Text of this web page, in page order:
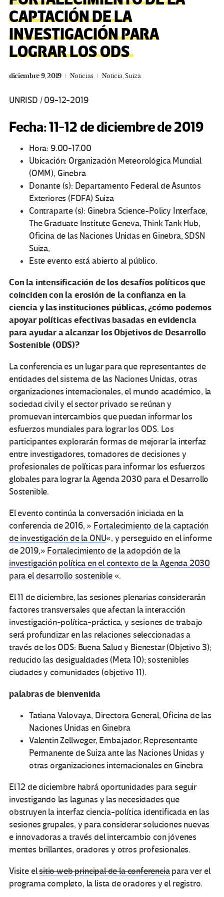
CAPTACIÓN DE LA
INVESTIGACIÓN PARA
LOGRAR LOS ODS
diciembre 9, 2019 Noticias Noticia,Suiza
UNRISD / 09-12-2019
Fecha: 11-12 de diciembre de 2019
Hora: 9.00-17.00
Ubicación:Organización Meteorológica Mundial
(OMM), Ginebra
Donante (s): Departamento Federal de Asuntos
Exteriores (FDFA) Suiza
Contraparte (s): Ginebra Science-Policy Interface,
The Graduate Institute Geneva, Think Tank Hub,
Oficina de las Naciones Unidas en Ginebra, SDSN
Suiza,
Este evento está abierto al público.
Con la intensificación de los desafíos políticos que
coinciden con la erosión de la confianza en la
ciencia y las instituciones públicas, ¿cómo podemos
apoyar políticas efectivas basadas en evidencia
para ayudar a alcanzar los Objetivos de Desarrollo
Sostenible (ODS)?
La conferencia es un lugar para que representantes de
entidades del sistema de las Naciones Unidas, otras
organizaciones internacionales, el mundo académico, la
sociedad civil y el sector privado se reúnan y
promuevan intercambios que puedan informar los
esfuerzos mundiales para lograr los ODS. Los
participantes explorarán formas de mejorar la interfaz
entre investigadores, tomadores de decisiones y
profesionales de políticas para informar los esfuerzos
globales para lograr la Agenda 2030 para el Desarrollo
Sostenible.
El evento continúa la conversación iniciada en la
conferencia de 2016, » Fortalecimiento de la captación
de investigación de la ONU«, y perseguido en el informe
de 2019,» Fortalecimiento de la adopción de la
investigación política en el contexto de la Agenda 2030
para el desarrollo sostenible«.
El 11 de diciembre, las sesiones plenarias considerarán
factores transversales que afectan la interacción
investigación-política-práctica, y sesiones de trabajo
será profundizar en las relaciones seleccionadas a
través de los ODS: Buena Salud y Bienestar (Objetivo 3);
reducido las desigualdades (Meta 10); sostenibles
ciudades y comunidades (objetivo 11).
palabras de bienvenida
Tatiana Valovaya, Directora General, Oficina de las
Naciones Unidas en Ginebra
Valentin Zellweger, Embajador, Representante
Permanente de Suiza ante las Naciones Unidas y
otras organizaciones internacionales en Ginebra
El 12 de diciembre habrá oportunidades para seguir
investigando las lagunas y las necesidades que
obstruyen la interfaz ciencia-política identificada en las
sesiones grupales, y para considerar soluciones nuevas
e innovadoras a través del intercambio con jóvenes
mentes brillantes, oradores y otros profesionales.
Visite elsitio web principal de la conferenciapara ver el
programa completo, la lista de oradores y el registro.